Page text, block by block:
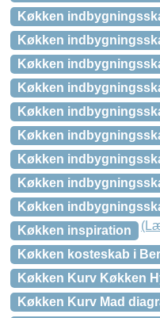
Køkken
Køkken
Køkken
Køkken
Køkken
Køkken
Køkken
Køkken
Køkken
Køkken inspiration
Køkken kosteskab i
Køkken Kurv Køkken
Køkken Kurv Mad